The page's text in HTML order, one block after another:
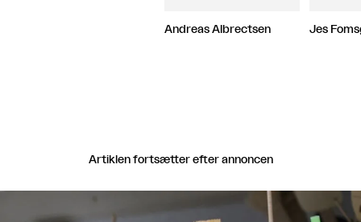
Andreas Albrectsen Jes
Artiklen fortsætter efter annoncen